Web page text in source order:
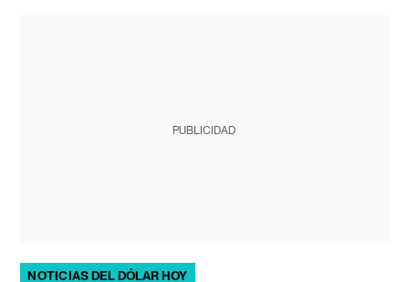
PUBLICIDAD
NOTICIAS DEL DÓLAR HOY